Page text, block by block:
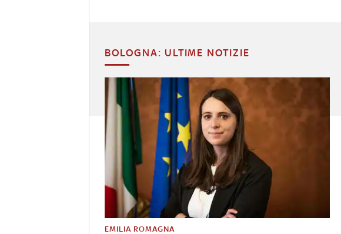
BOLOGNA: ULTIME NOTIZIE
EMILIA ROMAGNA